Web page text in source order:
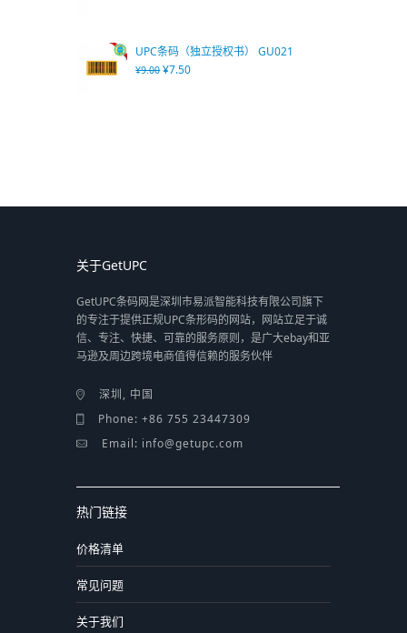
UPC条码（独立授权书） GU021
¥9.00 ¥7.50
关于GetUPC
GetUPC条码网是深圳市易派智能科技有限公司旗下
的专注于提供正规UPC条形码的网站，网站立足于诚
信、专注、快捷、可靠的服务原则，是广大ebay和亚
马逊及周边跨境电商值得信赖的服务伙伴
深圳, 中国
Phone: +86 755 23447309
Email: info@getupc.com
热门链接
价格清单
常见问题
关于我们